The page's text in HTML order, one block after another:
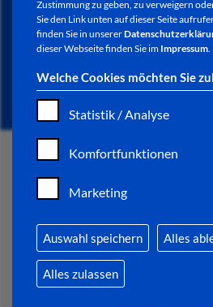
Zustimmung zu geben, zu verweigern
Sie den Link unten auf dieser Seite
finden Sie in unserer
dieser Webseite finden Sie im Impressum.
Welche Cookies möchten Sie
Statistik / Analyse
Komfortfunktionen
Marketing
Auswahl speichern Alles
Alles zulassen
ÖFFENTLICHE
START
VERWALTUNG
Aktuelle